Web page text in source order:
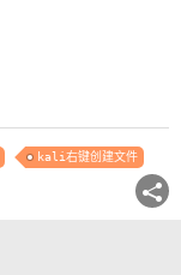
kali右键创建文件